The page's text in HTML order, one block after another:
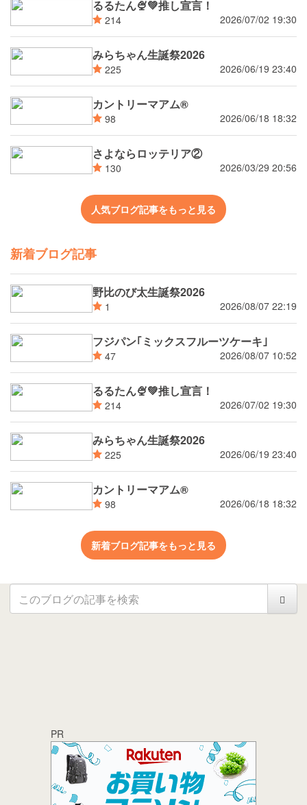
るるたん🍨‪💚推し宣言！
214 2026/07/02 19:30
みらちゃん生誕祭2026
225 2026/06/19 23:40
カントリーマアム®
98 2026/06/18 18:32
さよならロッテリア②
130 2026/03/29 20:56
人気ブログ記事をもっと見る
新着ブログ記事
野比のび太生誕祭2026
1 2026/08/07 22:19
フジパン｢ミックスフルーツケーキ｣
47 2026/08/07 10:52
るるたん🍨‪💚推し宣言！
214 2026/07/02 19:30
みらちゃん生誕祭2026
225 2026/06/19 23:40
カントリーマアム®
98 2026/06/18 18:32
新着ブログ記事をもっと見る
PR